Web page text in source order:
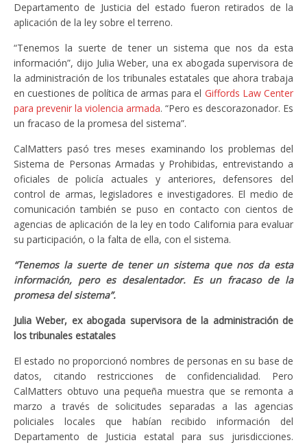
Departamento de Justicia del estado fueron retirados de la
aplicación de la ley sobre el terreno.
“Tenemos la suerte de tener un sistema que nos da esta
información”, dijo Julia Weber, una ex abogada supervisora ​​de
la administración de los tribunales estatales que ahora trabaja
en cuestiones de política de armas para el Giffords Law Center
para prevenir la violencia armada. “Pero es descorazonador. Es
un fracaso de la promesa del sistema”.
CalMatters pasó tres meses examinando los problemas del
Sistema de Personas Armadas y Prohibidas, entrevistando a
oficiales de policía actuales y anteriores, defensores del
control de armas, legisladores e investigadores. El medio de
comunicación también se puso en contacto con cientos de
agencias de aplicación de la ley en todo California para evaluar
su participación, o la falta de ella, con el sistema.
“Tenemos la suerte de tener un sistema que nos da esta
información, pero es desalentador. Es un fracaso de la
promesa del sistema”.
Julia Weber, ex abogada supervisora ​​de la administración de
los tribunales estatales
El estado no proporcionó nombres de personas en su base de
datos, citando restricciones de confidencialidad. Pero
CalMatters obtuvo una pequeña muestra que se remonta a
marzo a través de solicitudes separadas a las agencias
policiales locales que habían recibido información del
Departamento de Justicia estatal para sus jurisdicciones.